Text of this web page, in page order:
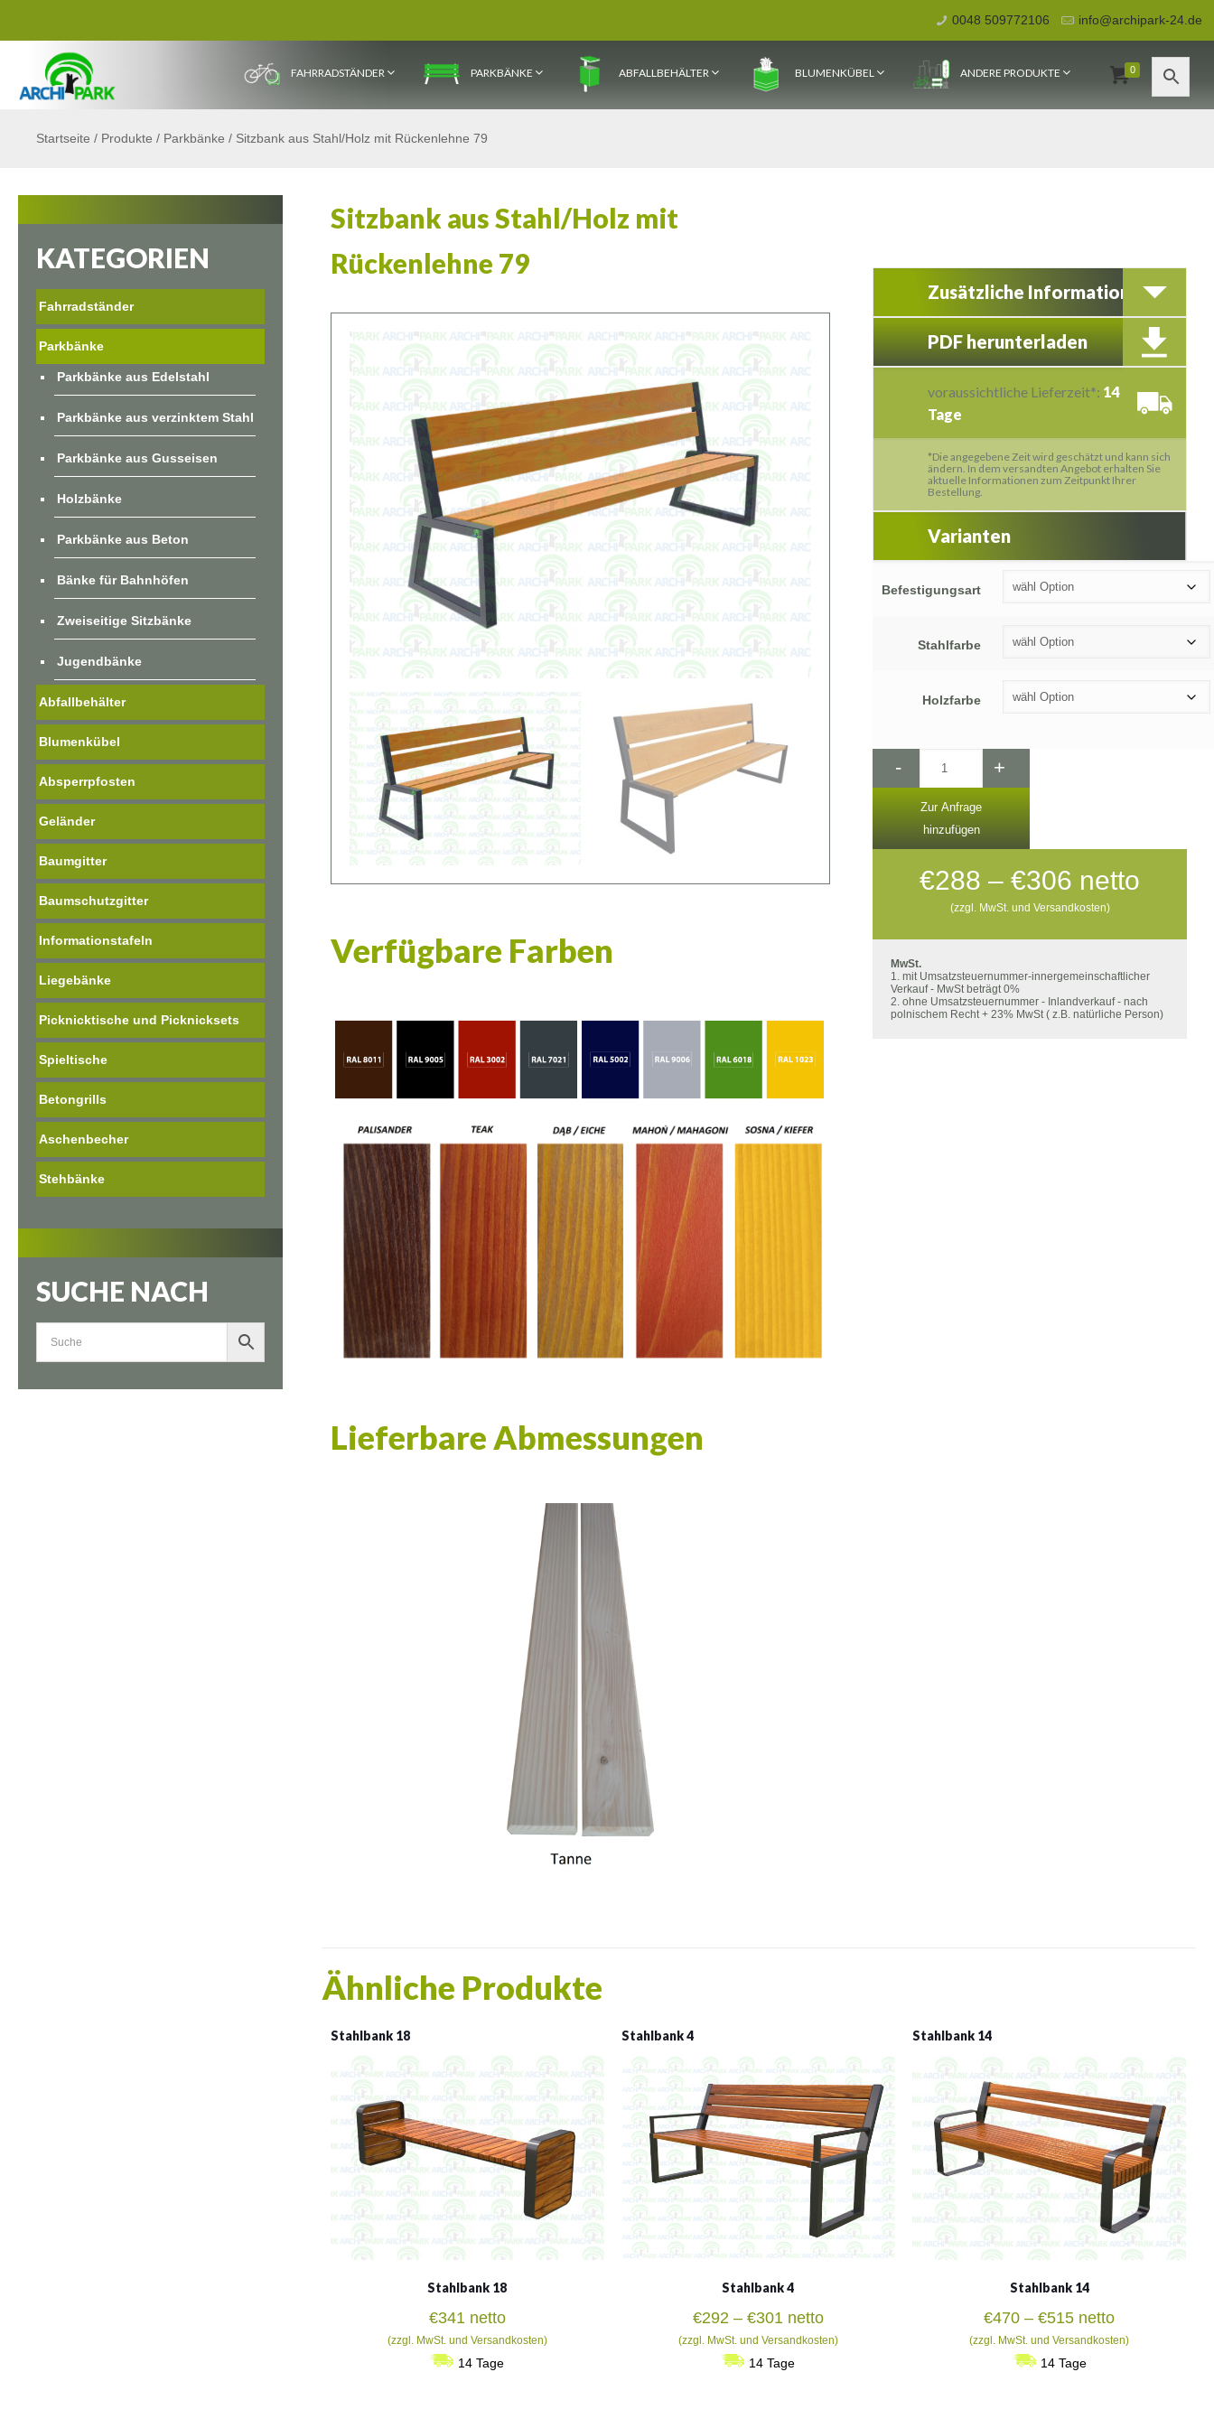
0048 509772106 info@archipark-24.de
FAHRRADSTÄNDER PARKBÄNKE ABFALLBEHÄLTER BLUMENKÜBEL ANDERE PRODUKTE 0
Startseite / Produkte / Parkbänke / Sitzbank aus Stahl/Holz mit Rückenlehne 79
Sitzbank aus Stahl/Holz mit
Rückenlehne 79
Verfügbare Farben
Lieferbare Abmessungen
Zusätzliche Information
PDF herunterladen
voraussichtliche Lieferzeit*: 14
Tage
*Die angegebene Zeit wird geschätzt und kann sich
ändern. In dem versandten Angebot erhalten Sie
aktuelle Informationen zum Zeitpunkt Ihrer
Bestellung.
Varianten
Befestigungsart
Stahlfarbe
Holzfarbe
- +
Zur Anfrage
hinzufügen
€288 –€306
€288
bis
netto
(zzgl. MwSt. und Versandkosten)
MwSt.
1. mit Umsatzsteuernummer-innergemeinschaftlicher
Verkauf - MwSt beträgt 0%
2. ohne Umsatzsteuernummer - Inlandverkauf - nach
polnischem Recht + 23% MwSt ( z.B. natürliche Person)
Ähnliche Produkte
Stahlbank 18
Stahlbank 18
€341 netto
(zzgl. MwSt. und Versandkosten)
14 Tage
Stahlbank 4
Stahlbank 4
€292 – €301Preisspanne:
€292
bis
netto
(zzgl. MwSt. und Versandkosten)
14 Tage
Stahlbank 14
Stahlbank 14
€470 –€515Preisspanne:
€470
bis
netto
(zzgl. MwSt. und Versandkosten)
14 Tage
KATEGORIEN
Fahrradständer
Parkbänke
Parkbänke aus Edelstahl
Parkbänke aus verzinktem Stahl
Parkbänke aus Gusseisen
Holzbänke
Parkbänke aus Beton
Bänke für Bahnhöfen
Zweiseitige Sitzbänke
Jugendbänke
Abfallbehälter
Blumenkübel
Absperrpfosten
Geländer
Baumgitter
Baumschutzgitter
Informationstafeln
Liegebänke
Picknicktische und Picknicksets
Spieltische
Betongrills
Aschenbecher
Stehbänke
SUCHE NACH